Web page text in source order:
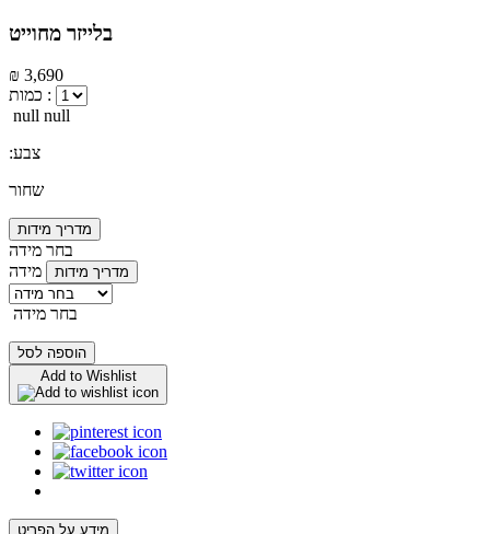
בלייזר מחוייט
₪ 3,690
כמות :
null null
:צבע
שחור
מדריך מידות
בחר מידה
מידה
מדריך מידות
בחר מידה
הוספה לסל
Add to Wishlist
מידע על הפריט